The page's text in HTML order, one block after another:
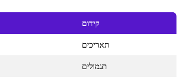
קידום
תאריכים
תגמולים